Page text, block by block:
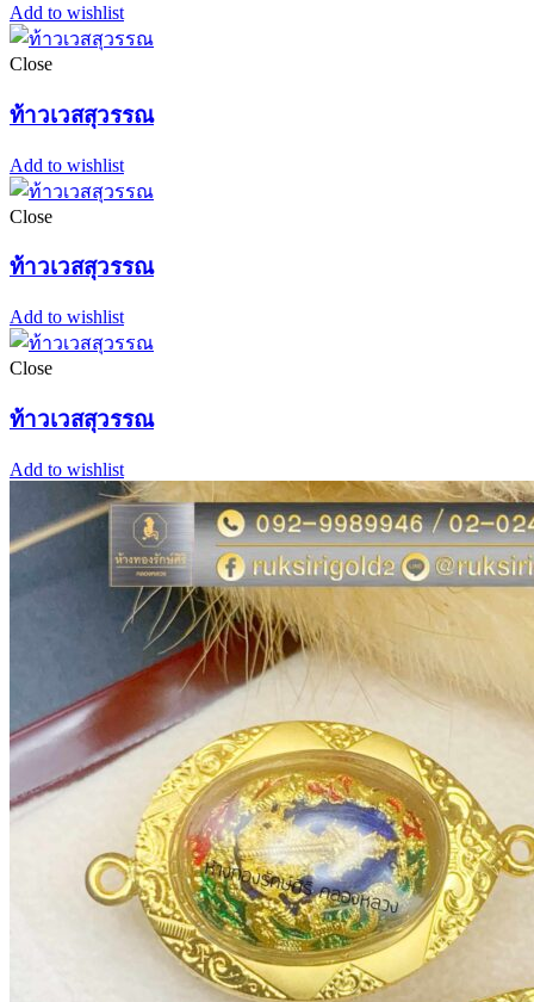
Add to wishlist
Close
ท้าวเวสสุวรรณ
Add to wishlist
Close
ท้าวเวสสุวรรณ
Add to wishlist
Close
ท้าวเวสสุวรรณ
Add to wishlist